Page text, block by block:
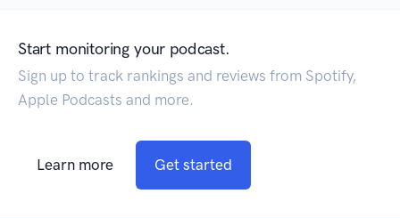
Start monitoring your podcast.
Sign up to track rankings and reviews from Spotify,
Apple Podcasts and more.
Learn more Get started